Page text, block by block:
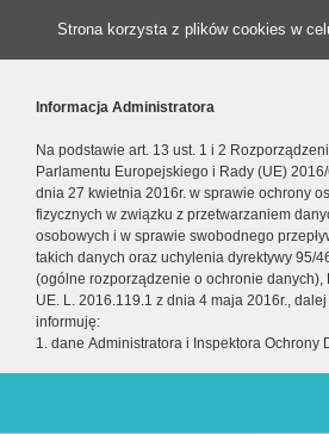
Strona korzysta z plików cookies w
Informacja Administratora
Na podstawie art. 13 ust. 1 i 2
Parlamentu Europejskiego i Rady (UE)
dnia 27 kwietnia 2016r. w sprawie ochrony
fizycznych w związku z przetwarzaniem
osobowych i w sprawie swobodnego
takich danych oraz uchylenia dyrektywy 95/
(ogólne rozporządzenie o ochronie danych),
UE. L. 2016.119.1 z dnia 4 maja 2016r.,
informuję:
1. dane Administratora i Inspektora Ochrony